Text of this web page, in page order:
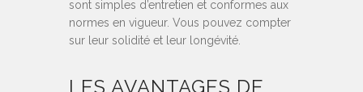
sont simples d’entretien et conformes aux
normes en vigueur. Vous pouvez compter
sur leur solidité et leur longévité.
LES AVANTAGES DE